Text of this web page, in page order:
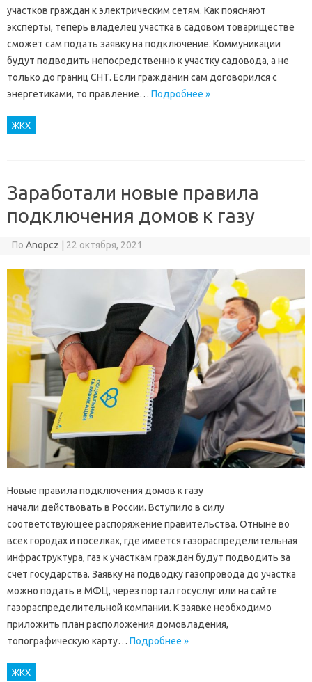
участков граждан к электрическим сетям. Как поясняют
эксперты, теперь владелец участка в садовом товариществе
сможет сам подать заявку на подключение. Коммуникации
будут подводить непосредственно к участку садовода, а не
только до границ СНТ. Если гражданин сам договорился с
энергетиками, то правление… Подробнее »
ЖКХ
Заработали новые правила
подключения домов к газу
По Anopcz 22 октября, 2021
Новые правила подключения домов к газу
начали действовать в России. Вступило в силу
соответствующее распоряжение правительства. Отныне во
всех городах и поселках, где имеется газораспределительная
инфраструктура, газ к участкам граждан будут подводить за
счет государства. Заявку на подводку газопровода до участка
можно подать в МФЦ, через портал госуслуг или на сайте
газораспределительной компании. К заявке необходимо
приложить план расположения домовладения,
топографическую карту… Подробнее »
ЖКХ